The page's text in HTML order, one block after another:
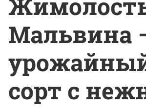
Мальвина
сорт с